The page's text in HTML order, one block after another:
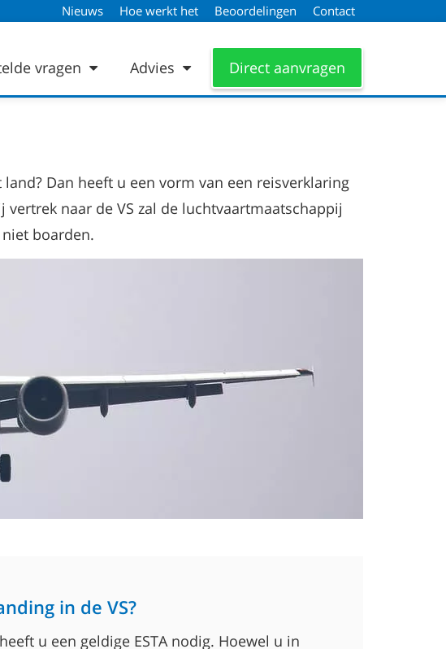
Nieuws Hoe werkt het Beoordelingen Contact
vragen Advies Direct aanvragen
Dan heeft u een vorm van een reisverklaring
vertrek naar de VS zal de luchtvaartmaatschappij
boarden.
in de VS?
u een geldige ESTA nodig. Hoewel u in